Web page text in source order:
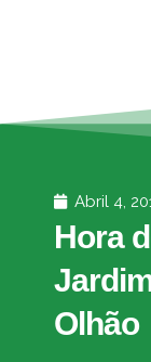
Abril 4,
Hora
Olhão